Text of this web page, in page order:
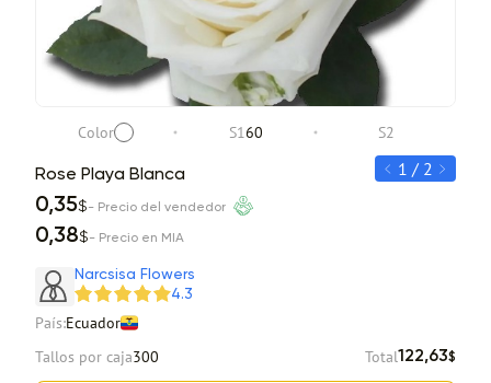
Color S160 S2
Rose Playa Blanca
0,35$- Precio del vendedor
0,38$- Precio en MIA
1 / 2
Narcsisa Flowers
4.3
País:Ecuador
Tallos por caja300 Total122,63$